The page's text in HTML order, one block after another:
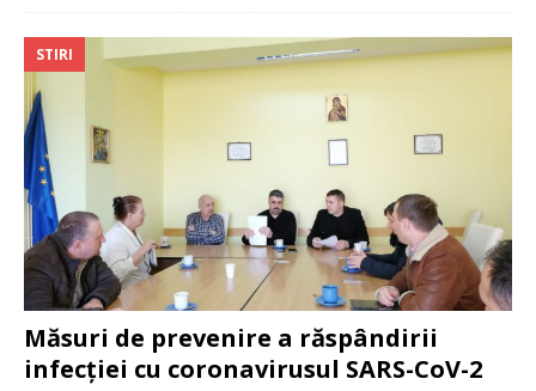
STIRI
Măsuri de prevenire a răspândirii
infecției cu coronavirusul SARS-CoV-2